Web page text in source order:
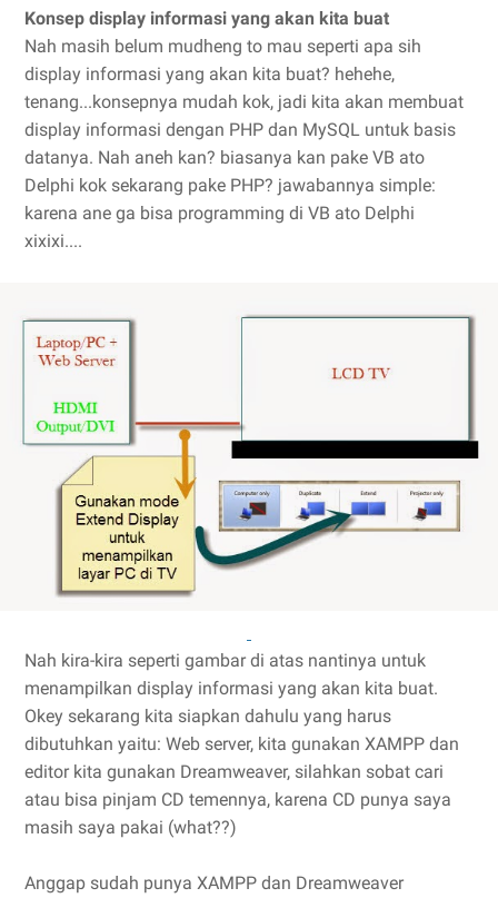
Konsep display informasi yang akan kita buat
Nah masih belum mudheng to mau seperti apa sih
display informasi yang akan kita buat? hehehe,
tenang...konsepnya mudah kok, jadi kita akan membuat
display informasi dengan PHP dan MySQL untuk basis
datanya. Nah aneh kan? biasanya kan pake VB ato
Delphi kok sekarang pake PHP? jawabannya simple:
karena ane ga bisa programming di VB ato Delphi
xixixi....
Nah kira-kira seperti gambar di atas nantinya untuk
menampilkan display informasi yang akan kita buat.
Okey sekarang kita siapkan dahulu yang harus
dibutuhkan yaitu: Web server, kita gunakan XAMPP dan
editor kita gunakan Dreamweaver, silahkan sobat cari
atau bisa pinjam CD temennya, karena CD punya saya
masih saya pakai (what??)
Anggap sudah punya XAMPP dan Dreamweaver